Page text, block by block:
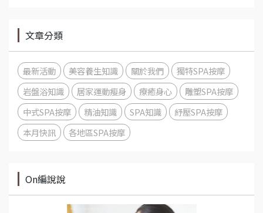
文章分類
最新活動 美容養生知識 關於我們
獨特SPA按摩
岩盤浴知識
居家運動瘦身 療癒身心
雕塑SPA按摩
中式SPA按摩
精油知識 SPA知識
紓壓SPA按摩
本月快訊
各地區SPA按摩
On編說說